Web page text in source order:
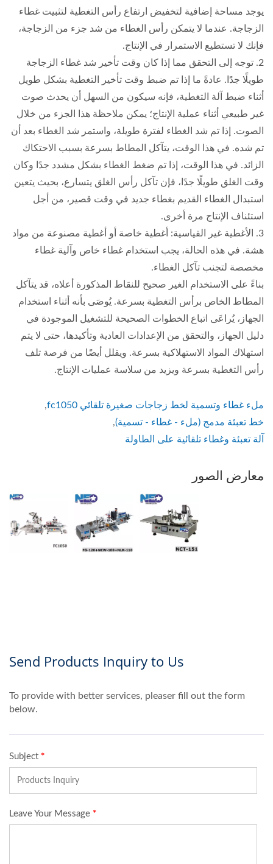
يوجد مساحة إضافية لتخفيض ارتفاع رأس التغطية لتثبيت غطاء
الزجاجة. عندما لا يتمكن رأس الغطاء من شد جزء من الزجاجة،
فإنك لا تستطيع الاستمرار في الإنتاج.
2. توجه إلى التحقق مما إذا كان وقت تأخير شد غطاء الزجاجة
طويلًا جدًا. عادةً ما إذا تم ضبط وقت تأخير التغطية بشكل طويل
أثناء ضبط آلة التغطية، فإنه سيكون من السهل أن يحدث صوت
غير طبيعي أثناء عملية الإنتاج؛ يمكن ملاحظة هذا الجزء من خلال
الصوت. إذا تم شد الغطاء لفترة طويلة، واستمر شد الغطاء بعد أن
تم شده. في هذا الوقت، يتآكل المطاط بسرعة بسبب الاحتكاك
الزائد. في هذا الوقت، إذا تم ضغط الغطاء بشكل مشدد جدًا وكان
وقت الغلق طويلًا جدًا، فإن تآكل رأس الغلق يتسارع، بحيث يتعين
استبدال الغطاء القديم بغطاء جديد في وقت قصير، من أجل
استئناف الإنتاج مرة أخرى.
3. الأغطية غير القياسية: أغطية خاصة أو أغطية مصنوعة من مواد
هشة. في هذه الحالة، يجب استخدام غطاء خاص وآلية غطاء
مخصصة لتجنب تآكل الغطاء.
بناءً على الاستخدام الغير صحيح للنقاط المذكورة أعلاه، قد يتآكل
المطاط الخاص برأس التغطية بسرعة. يُوصَى بأنه أثناء استخدام
الجهاز، يُراعَى اتباع الخطوات الصحيحة للتشغيل الموجودة في
دليل الجهاز، والتحقق من الإعدادات العادية وتأكيدها، حتى لا يتم
استهلاك المواد الاستهلاكية بسرعة. ويقلل أيضًا من فرصة تلف
رأس التغطية بسرعة ويزيد من سلاسة عمليات الإنتاج.
ملء غطاء وتسمية لخط زجاجات صغيرة تلقائي fc1050
,
خط تعبئة مدمج (ملء - غطاء - تسمية),
آلة تعبئة وغطاء تلقائية على الطاولة
معارض الصور